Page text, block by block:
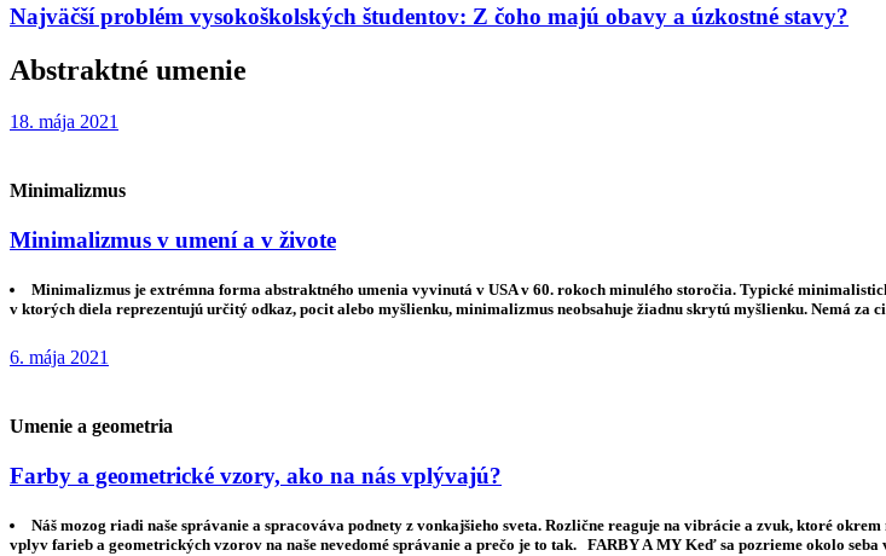
Najväčší problém vysokoškolských študentov: Z čoho majú obavy a úzkostné stavy?
Abstraktné umenie
18. mája 2021
Minimalizmus
Minimalizmus v umení a v živote
Minimalizmus je extrémna forma abstraktného umenia vyvinutá v USA v 60. rokoch minulého storočia. Typické
v ktorých diela reprezentujú určitý odkaz, pocit alebo myšlienku, minimalizmus neobsahuje žiadnu skrytú myšlienku. Nemá
6. mája 2021
Umenie a geometria
Farby a geometrické vzory, ako na nás vplývajú?
Náš mozog riadi naše správanie a spracováva podnety z vonkajšieho sveta. Rozlične reaguje na vibrácie a zvuk, ktoré
vplyv farieb a geometrických vzorov na naše nevedomé správanie a prečo je to tak. FARBY A MY Keď sa pozrieme okolo